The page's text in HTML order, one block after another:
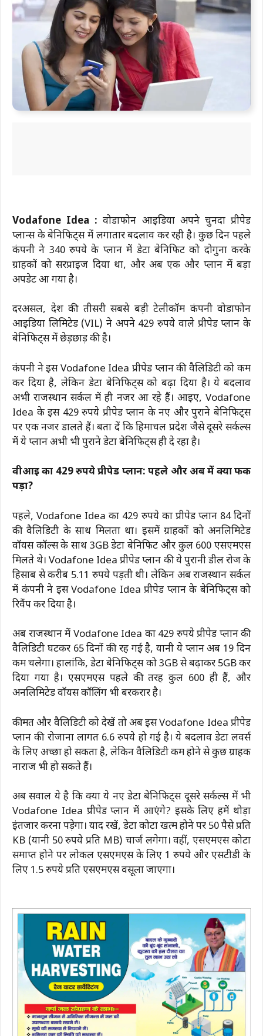
Vodafone Idea : वोडाफोन आइडिया अपने चुनिंदा प्रीपेड
प्लान्स के बेनिफिट्स में लगातार बदलाव कर रही है। कुछ दिन पहले
कंपनी ने 340 रुपये के प्लान में डेटा बेनिफिट को दोगुना करके
ग्राहकों को सरप्राइज दिया था, और अब एक और प्लान में बड़ा
अपडेट आ गया है।
दरअसल, देश की तीसरी सबसे बड़ी टेलीकॉम कंपनी वोडाफोन
आइडिया लिमिटेड (VIL) ने अपने 429 रुपये वाले प्रीपेड प्लान के
बेनिफिट्स में छेड़छाड़ की है।
कंपनी ने इस Vodafone Idea प्रीपेड प्लान की वैलिडिटी को कम
कर दिया है, लेकिन डेटा बेनिफिट्स को बढ़ा दिया है। ये बदलाव
अभी राजस्थान सर्कल में ही नजर आ रहे हैं। आइए, Vodafone
Idea के इस 429 रुपये प्रीपेड प्लान के नए और पुराने बेनिफिट्स
पर एक नजर डालते हैं। बता दें कि हिमाचल प्रदेश जैसे दूसरे सर्कल्स
में ये प्लान अभी भी पुराने डेटा बेनिफिट्स ही दे रहा है।
वीआई का 429 रुपये प्रीपेड प्लान: पहले और अब में क्या फर्क
पड़ा?
पहले, Vodafone Idea का 429 रुपये का प्रीपेड प्लान 84 दिनों
की वैलिडिटी के साथ मिलता था। इसमें ग्राहकों को अनलिमिटेड
वॉयस कॉल्स के साथ 3GB डेटा बेनिफिट और कुल 600 एसएमएस
मिलते थे। Vodafone Idea प्रीपेड प्लान की ये पुरानी डील रोज के
हिसाब से करीब 5.11 रुपये पड़ती थी। लेकिन अब राजस्थान सर्कल
में कंपनी ने इस Vodafone Idea प्रीपेड प्लान के बेनिफिट्स को
रिवैंप कर दिया है।
अब राजस्थान में Vodafone Idea का 429 रुपये प्रीपेड प्लान की
वैलिडिटी घटकर 65 दिनों की रह गई है, यानी ये प्लान अब 19 दिन
कम चलेगा। हालांकि, डेटा बेनिफिट्स को 3GB से बढ़ाकर 5GB कर
दिया गया है। एसएमएस पहले की तरह कुल 600 ही हैं, और
अनलिमिटेड वॉयस कॉलिंग भी बरकरार है।
कीमत और वैलिडिटी को देखें तो अब इस Vodafone Idea प्रीपेड
प्लान की रोजाना लागत 6.6 रुपये हो गई है। ये बदलाव डेटा लवर्स
के लिए अच्छा हो सकता है, लेकिन वैलिडिटी कम होने से कुछ ग्राहक
नाराज भी हो सकते हैं।
अब सवाल ये है कि क्या ये नए डेटा बेनिफिट्स दूसरे सर्कल्स में भी
Vodafone Idea प्रीपेड प्लान में आएंगे? इसके लिए हमें थोड़ा
इंतजार करना पड़ेगा। याद रखें, डेटा कोटा खत्म होने पर 50 पैसे प्रति
KB (यानी 50 रुपये प्रति MB) चार्ज लगेगा। वहीं, एसएमएस कोटा
समाप्त होने पर लोकल एसएमएस के लिए 1 रुपये और एसटीडी के
लिए 1.5 रुपये प्रति एसएमएस वसूला जाएगा।